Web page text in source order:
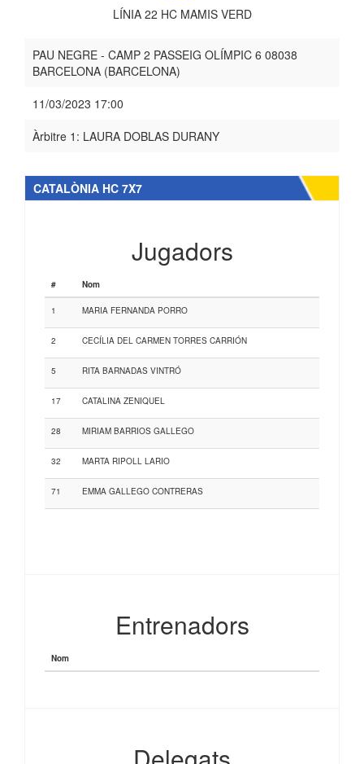
LÍNIA 22 HC MAMIS VERD
PAU NEGRE - CAMP 2 PASSEIG OLÍMPIC 6 08038
BARCELONA (BARCELONA)
11/03/2023 17:00
Àrbitre 1: LAURA DOBLAS DURANY
CATALÒNIA HC 7X7
Jugadors
# Nom
1 MARIA FERNANDA PORRO
2 CECÍLIA DEL CARMEN TORRES CARRIÓN
5 RITA BARNADAS VINTRÓ
17 CATALINA ZENIQUEL
28 MIRIAM BARRIOS GALLEGO
32 MARTA RIPOLL LARIO
71 EMMA GALLEGO CONTRERAS
Entrenadors
Nom